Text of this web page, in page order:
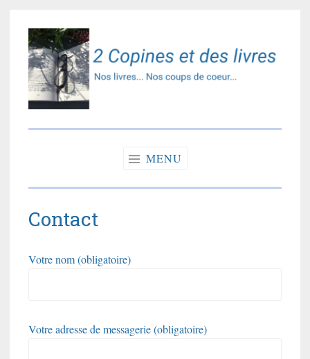
Accéder
au
contenu
principal
2 copines et des
Nos livres… Nos coups de coeur…
MENU
Contact
Votre nom (obligatoire)
Votre adresse de messagerie (obligatoire)